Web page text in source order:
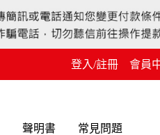
登入/註冊 會員
聲明書 常見問題